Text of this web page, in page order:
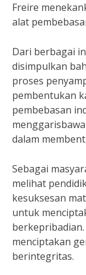
Freire
alat
Dari berbagai
disimpulkan
proses
pembentukan
pembebasan
dalam
Sebagai
melihat
kesuksesan
untuk
menciptakan
berintegritas.